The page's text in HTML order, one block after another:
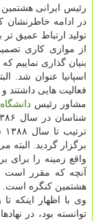
رئیس ایرانی هشتمین
در ادامه خاطرنشان
تولید ارتباط عمیق
از موازی كاری
بنیان گذاری نماییم
اسپانیا عنوان شد.
فعالیت هایی داشتند
مشاور رئیسدانشگاه
برگزار گردید.
واقع زمینه را برای
هشتمین كنگره است.
وی با اظهار اینكه
توانسته بود، در